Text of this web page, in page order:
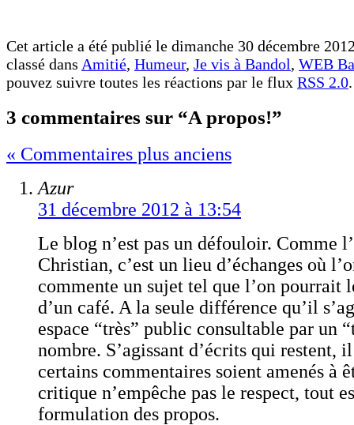
Cet article a été publié le dimanche 30 décembre
classé dans Amitié, Humeur, Je vis à Bandol, WEB
pouvez suivre toutes les réactions par le flux RSS 2.0.
3 commentaires sur “A propos!”
« Commentaires plus anciens
Azur
31 décembre 2012 à 13:54
Le blog n’est pas un défouloir. Comme
Christian, c’est un lieu d’échanges où
commente un sujet tel que l’on pourrait
d’un café. A la seule différence qu’il
espace “très” public consultable par un
nombre. S’agissant d’écrits qui restent,
certains commentaires soient amenés à
critique n’empêche pas le respect, tout
formulation des propos.